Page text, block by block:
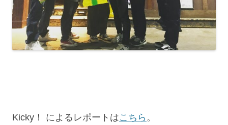
Kicky！ によるレポートはこちら 。